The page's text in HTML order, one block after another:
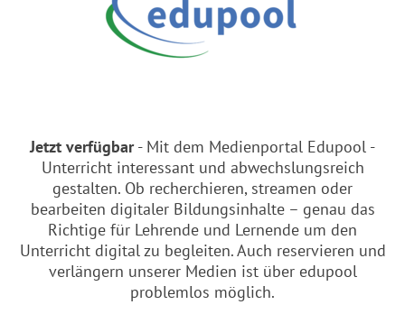
Jetzt verfügbar- Mit dem Medienportal Edupool -
Unterricht interessant und abwechslungsreich
gestalten. Ob recherchieren, streamen oder
bearbeiten digitaler Bildungsinhalte – genau das
Richtige für Lehrende und Lernende um den
Unterricht digital zu begleiten. Auch reservieren und
verlängern unserer Medien ist über edupool
problemlos möglich.